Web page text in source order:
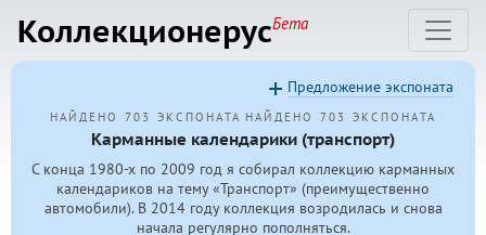
КоллекционерусБета
НАЙДЕНО 703 ЭКСПОНАТА НАЙДЕНО 703 ЭКСПОНАТА
Карманные календарики (транспорт)
С конца 1980-х по 2009 год я собирал коллекцию карманных
календариков на тему «Транспорт» (преимущественно
автомобили). В 2014 году коллекция возродилась и снова
начала регулярно пополняться.
Предложение экспоната